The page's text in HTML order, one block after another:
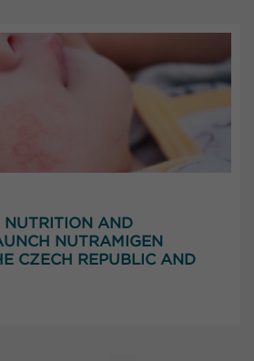
AND
NUTRAMIGEN
CZECH REPUBLIC AND